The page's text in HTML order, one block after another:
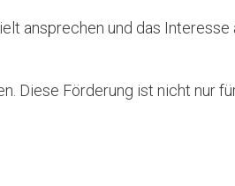
ansprechen und das
Diese Förderung ist nicht nur